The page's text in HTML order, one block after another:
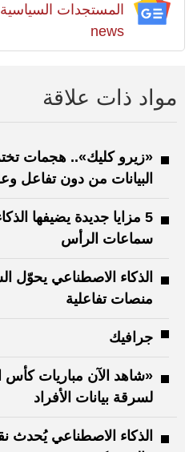
news
مواد ذات علاقة
«زيرو كليك».. هجمات
البيانات من دون تفاعل
5 مزايا جديدة يضيفها
سماعات الرأس
الذكاء الاصطناعي يحوّل
منصات تفاعلية
جرافيك
«شاهد الآن مباريات كأس
لسرقة بيانات الأفراد
الذكاء الاصطناعي يُحدث